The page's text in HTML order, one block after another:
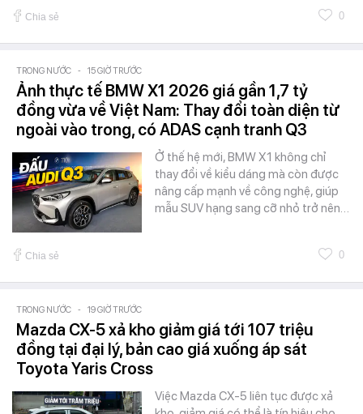
Chia sẻ 0
TRONG NƯỚC - 15 GIỜ TRƯỚC
Ảnh thực tế BMW X1 2026 giá gần 1,7 tỷ
đồng vừa về Việt Nam: Thay đổi toàn diện từ
ngoài vào trong, có ADAS cạnh tranh Q3
Ở thế hệ mới, BMW X1 không chỉ
thay đổi về kiểu dáng mà còn được
nâng cấp mạnh về công nghệ, giúp
mẫu SUV hạng sang cỡ nhỏ trở nên…
Chia sẻ 0
TRONG NƯỚC - 19 GIỜ TRƯỚC
Mazda CX-5 xả kho giảm giá tới 107 triệu
đồng tại đại lý, bản cao giá xuống áp sát
Toyota Yaris Cross
Việc Mazda CX-5 liên tục được xả